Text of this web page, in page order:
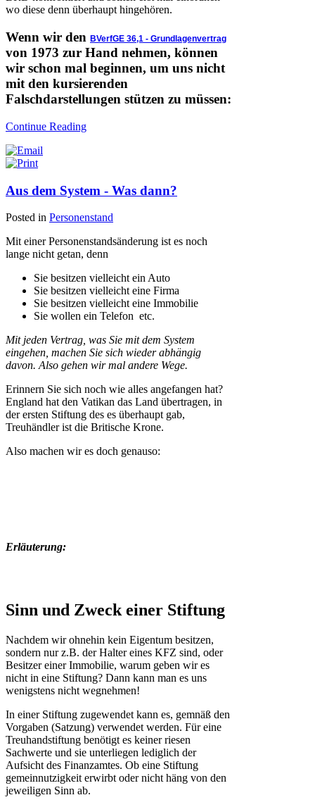
wo diese denn überhaupt hingehören.
Wenn wir den BVerfGE 36,1 - Grundlagenvertrag
von 1973 zur Hand nehmen, können
wir schon mal beginnen, um uns nicht
mit den kursierenden
Falschdarstellungen stützen zu müssen:
Continue Reading
Aus dem System - Was dann?
Posted in Personenstand
Mit einer Personenstandsänderung ist es noch
lange nicht getan, denn
Sie besitzen vielleicht ein Auto
Sie besitzen vielleicht eine Firma
Sie besitzen vielleicht eine Immobilie
Sie wollen ein Telefon etc.
Mit jeden Vertrag, was Sie mit dem System
eingehen, machen Sie sich wieder abhängig
davon. Also gehen wir mal andere Wege.
Erinnern Sie sich noch wie alles angefangen hat?
England hat den Vatikan das Land übertragen, in
der ersten Stiftung des es überhaupt gab,
Treuhändler ist die Britische Krone.
Also machen wir es doch genauso:
Erläuterung:
Sinn und Zweck einer Stiftung
Nachdem wir ohnehin kein Eigentum besitzen,
sondern nur z.B. der Halter eines KFZ sind, oder
Besitzer einer Immobilie, warum geben wir es
nicht in eine Stiftung? Dann kann man es uns
wenigstens nicht wegnehmen!
In einer Stiftung zugewendet kann es, gemnäß den
Vorgaben (Satzung) verwendet werden. Für eine
Treuhandstiftung benötigt es keiner riesen
Sachwerte und sie unterliegen lediglich der
Aufsicht des Finanzamtes. Ob eine Stiftung
gemeinnutzigkeit erwirbt oder nicht häng von den
jeweiligen Sinn ab.